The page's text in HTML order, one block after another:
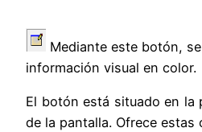
Mediante este botón,
información visual en color.
El botón está situado en la
de la pantalla. Ofrece estas